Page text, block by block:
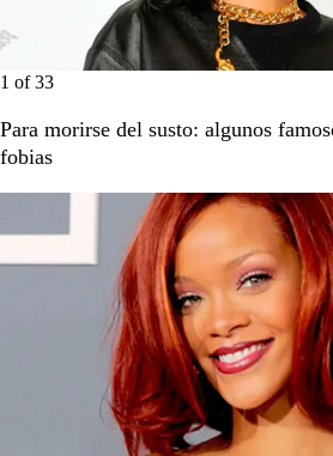
1 of33
Para morirse del susto: algunos
fobias